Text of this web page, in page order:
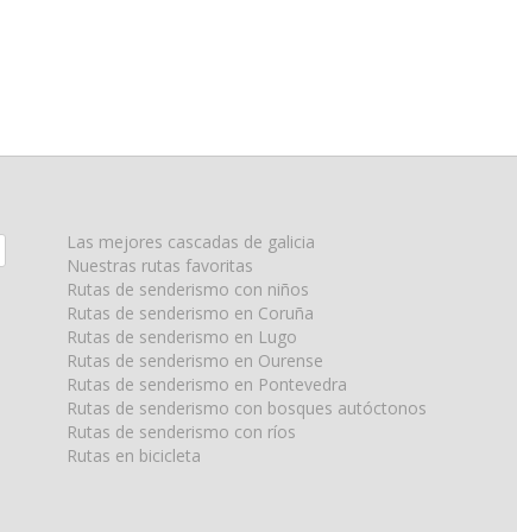
Las mejores cascadas de galicia
Nuestras rutas favoritas
Rutas de senderismo con niños
Rutas de senderismo en Coruña
Rutas de senderismo en Lugo
Rutas de senderismo en Ourense
Rutas de senderismo en Pontevedra
Rutas de senderismo con bosques autóctonos
Rutas de senderismo con ríos
Rutas en bicicleta